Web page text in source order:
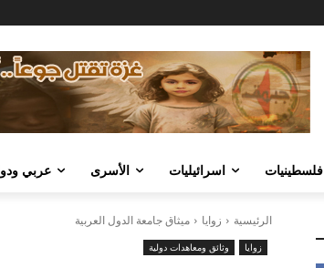
فلسطينيات اسرائيليات الأسرى عربي
الرئيسية زوايا ميثاق جامعة الدول العربية
زوايا وثائق ومعاهدات دولية